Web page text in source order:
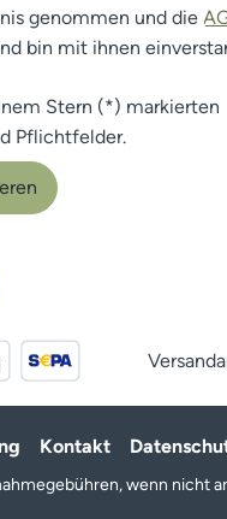
genommen und die
bin mit ihnen
Stern (*) markierten
Pflichtfelder.
Kontakt
wenn nicht